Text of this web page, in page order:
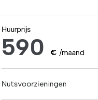
Huurprijs
590 € /maand
Nutsvoorzieningen